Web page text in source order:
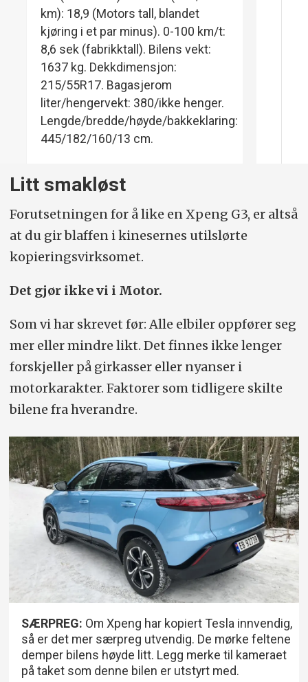
km): 18,9 (Motors tall, blandet
kjøring i et par minus). 0-100 km/t:
8,6 sek (fabrikktall). Bilens vekt:
1637 kg. Dekkdimensjon:
215/55R17. Bagasjerom
liter/hengervekt: 380/ikke henger.
Lengde/bredde/høyde/bakkeklaring:
445/182/160/13 cm.
Litt smakløst
Forutsetningen for å like en Xpeng G3, er altså
at du gir blaffen i kinesernes utilslørte
kopieringsvirksomet.
Det gjør ikke vi i Motor.
Som vi har skrevet før: Alle elbiler oppfører seg
mer eller mindre likt. Det finnes ikke lenger
forskjeller på girkasser eller nyanser i
motorkarakter. Faktorer som tidligere skilte
bilene fra hverandre.
SÆRPREG: Om Xpeng har kopiert Tesla innvendig,
så er det mer særpreg utvendig. De mørke feltene
demper bilens høyde litt. Legg merke til kameraet
på taket som denne bilen er utstyrt med.